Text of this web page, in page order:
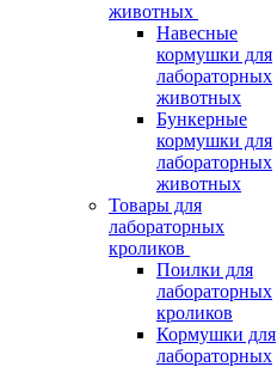
животных
Навесные
кормушки для
лабораторных
животных
Бункерные
кормушки для
лабораторных
животных
Товары для
лабораторных
кроликов
Поилки для
лабораторных
кроликов
Кормушки для
лабораторных